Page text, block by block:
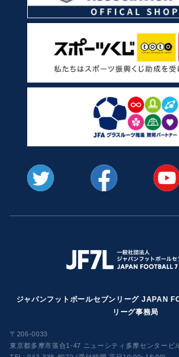
ジャパンフットボールセブンリーグ JAPAN
リーグ事務局
〒206-0033
東京都多摩市落合1-47 ニューシティ多摩センタービ